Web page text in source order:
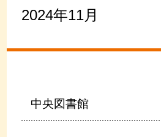
2024年11月
中央図書館